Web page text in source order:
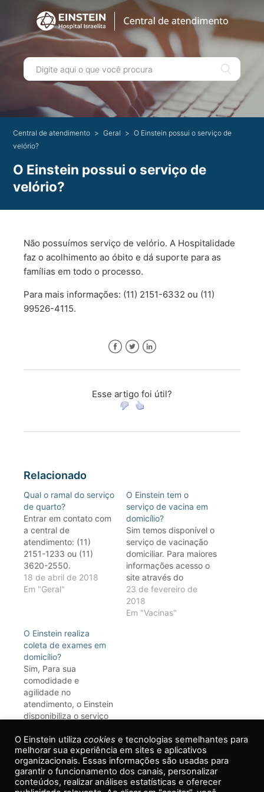
Central de atendimento Geral
O Einstein possui o serviço de
velório?
O Einstein possui o serviço de
velório?
Não possuímos serviço de velório. A Hospitalidade
faz o acolhimento ao óbito e dá suporte para as
famílias em todo o processo.
Para mais informações: (11) 2151-6332 ou (11)
99526-4115.
Esse artigo foi útil?
Relacionado
Qual o ramal do serviço
de quarto?
Entrar em contato com
a central de
atendimento: (11)
2151-1233 ou (11)
3620-2550.
18 de abril de 2018
Em "Geral"
O Einstein tem o
serviço de vacina em
domicílio?
Sim temos disponível o
serviço de vacinação
domiciliar. Para maiores
informações acesso o
site através do
endereço
https://www.einstein.br/estrutura/
imunizacao Ou entre
23 de fevereiro de
2018
Em "Vacinas"
O Einstein realiza
coleta de exames em
domicílio?
Sim, Para sua
comodidade e
agilidade no
atendimento, o Einstein
disponibiliza o serviço
para exames
laboratoriais e de
cardiologia
(eletrocardiograma,
M.A.P.A. e Holter). O
Em "Exames"
O Einstein utiliza cookies e tecnologias semelhantes para
melhorar sua experiência em sites e aplicativos
organizacionais. Essas informações são usadas para
garantir o funcionamento dos canais, personalizar
conteúdos, realizar análises estatísticas e oferecer